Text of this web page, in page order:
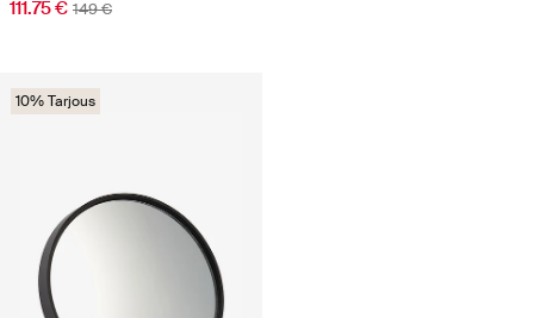
111.75 € 149 €
10% Tarjous